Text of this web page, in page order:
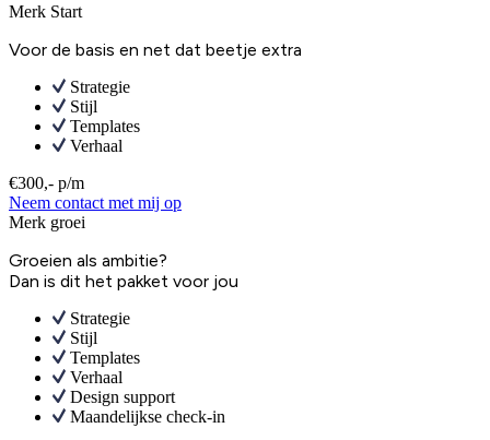
Merk Start
Voor de basis en net dat beetje extra
Strategie
Stijl
Templates
Verhaal
€300,- p/m
Neem contact met mij op
Merk groei
Groeien als ambitie?
Dan is dit het pakket voor jou
Strategie
Stijl
Templates
Verhaal
Design support
Maandelijkse check-in